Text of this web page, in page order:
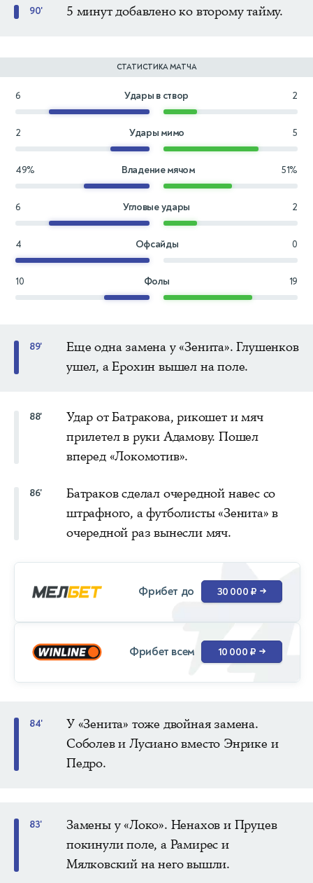
90' 5 минут добавлено ко второму тайму.
СТАТИСТИКА МАТЧА
6 Удары в створ 2
2 Удары мимо 5
49% Владение мячом 51%
6 Угловые удары 2
4 Офсайды 0
10 Фолы 19
89'
Еще одна замена у «Зенита». Глушенков
ушел, а Ерохин вышел на поле.
88'
Удар от Батракова, рикошет и мяч
прилетел в руки Адамову. Пошел
вперед «Локомотив».
86'
Батраков сделал очередной навес со
штрафного, а футболисты «Зенита» в
очередной раз вынесли мяч.
Фрибет до 30 000 ₽ →
Фрибет всем 10 000 ₽ →
84'
У «Зенита» тоже двойная замена.
Соболев и Лусиано вместо Энрике и
Педро.
83'
Замены у «Локо». Ненахов и Пруцев
покинули поле, а Рамирес и
Мялковский на него вышли.